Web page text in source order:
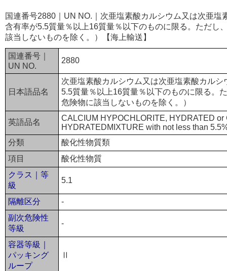
国連番号2880｜UN NO.｜次亜塩素酸カルシウム又は次亜塩
含有率が5.5質量％以上16質量％以下のものに限る。ただし
該当しないものを除く。）【海上輸送】
国連番号｜
UN NO.
2880
日本語品名
次亜塩素酸カルシウム又は次亜塩素酸カル
5.5質量％以上16質量％以下のものに限る。
危険物に該当しないものを除く。）
英語品名
CALCIUM HYPOCHLORITE, HYDRATED
HYDRATEDMIXTURE with not less than
分類
酸化性物質類
項目
酸化性物質
クラス｜等
級
5.1
隔離区分
-
副次危険性
等級
-
容器等級｜
パッキング
ループ
Ⅱ